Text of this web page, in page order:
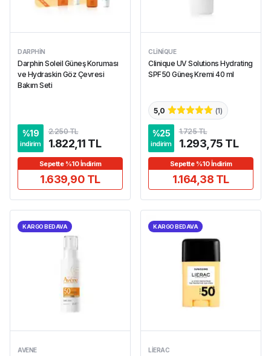
DARPHIN
Darphin Soleil Güneş Koruması
ve Hydraskin Göz Çevresi
Bakım Seti
%19
indirim
2.250 TL
1.822,11 TL
Sepette %10 İndirim
1.639,90 TL
CLINIQUE
Clinique UV Solutions Hydrating
SPF50 Güneş Kremi 40 ml
5,0 (1)
%25
indirim
1.725 TL
1.293,75 TL
Sepette %10 İndirim
1.164,38 TL
KARGO BEDAVA
AVENE
KARGO BEDAVA
LIERAC